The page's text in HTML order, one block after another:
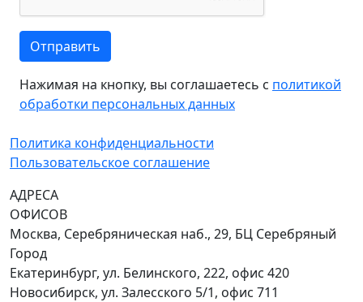
Отправить
Нажимая на кнопку, вы соглашаетесь с политикой
обработки персональных данных
Политика конфиденциальности
Пользовательское соглашение
АДРЕСА
ОФИСОВ
Москва, Серебряническая наб., 29, БЦ Серебряный
Город
Екатеринбург, ул. Белинского, 222, офис 420
Новосибирск, ул. Залесского 5/1, офис 711